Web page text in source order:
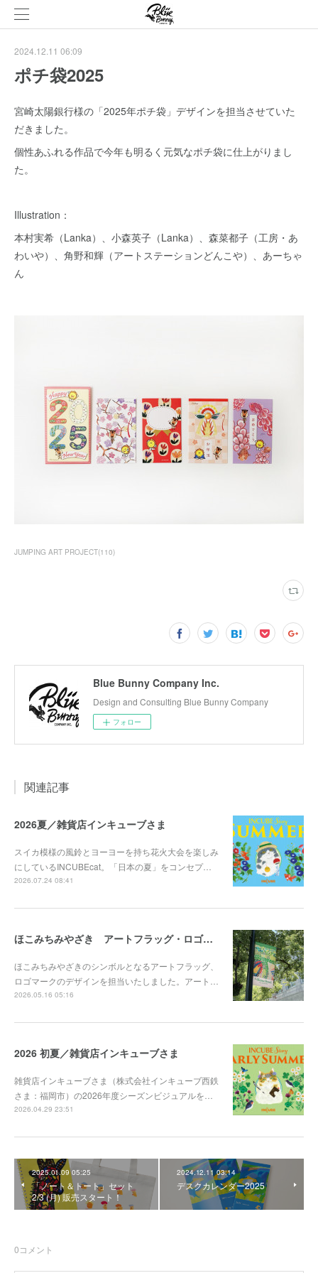
2024.12.11 06:09
ポチ袋2025
宮崎太陽銀行様の「2025年ポチ袋」デザインを担当させていた
だきました。
個性あふれる作品で今年も明るく元気なポチ袋に仕上がりまし
た。
Illustration：
本村実希（Lanka）、小森英子（Lanka）、森菜都子（工房・あ
わいや）、角野和輝（アートステーションどんこや）、あーちゃ
ん
JUMPING ART PROJECT(110)
Blue Bunny Company Inc.
Design and Consulting Blue Bunny Company
フォロー
関連記事
2026夏／雑貨店インキューブさま
スイカ模様の風鈴とヨーヨーを持ち花火大会を楽しみ
にしているINCUBEcat。「日本の夏」をコンセプ…
2026.07.24 08:41
ほこみちみやざき アートフラッグ・ロゴマークを担当
ほこみちみやざきのシンボルとなるアートフラッグ、
ロゴマークのデザインを担当いたしました。アート…
2026.05.16 05:16
2026 初夏／雑貨店インキューブさま
雑貨店インキューブさま（株式会社インキューブ西鉄
さま：福岡市）の2026年度シーズンビジュアルを…
2026.04.29 23:51
2025.01.09 05:25
「ノート＆トート」セット
2/3 (月) 販売スタート！
2024.12.11 03:14
デスクカレンダー2025
0コメント